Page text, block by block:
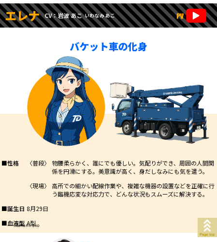
エレナ CV：岩波 あこ いわなみ あこ
バケット車の化身
■性格 〈普段〉
物腰柔らかく、誰にでも優しい。気配りができ、周囲の人間関
係を円滑にする。美意識が高く、身だしなみにも気を遣う。
〈現場〉
高所での細かい配線作業や、複雑な機器の設置などを正確に行
う臨機応変な対応力で、どんな状況もスムーズに解決する。
■誕生日 8月29日
■血液型 A型
iwanami ako